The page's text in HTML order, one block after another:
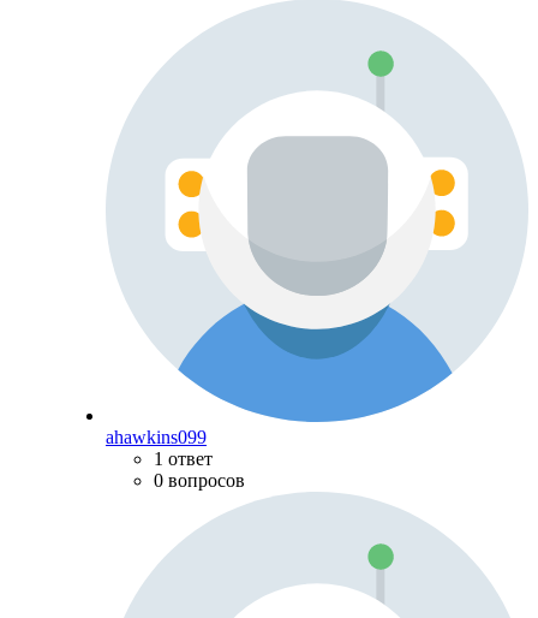
ahawkins099
1 ответ
0 вопросов